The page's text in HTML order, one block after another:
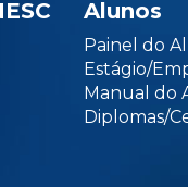
Alunos
Painel do
Estágio/
Manual do
Diplomas/